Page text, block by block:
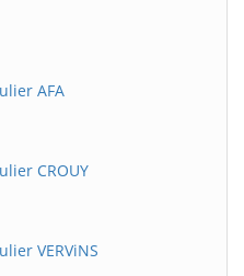
AFA
CROUY
VERViNS